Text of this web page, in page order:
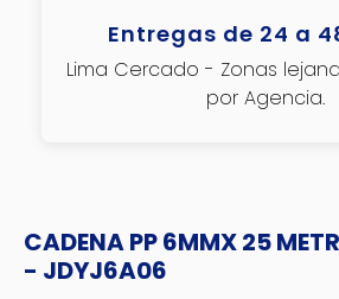
Entregas de 24 a
Lima Cercado - Zonas
por Agencia.
CADENA PP 6MMX 25
- JDYJ6A06